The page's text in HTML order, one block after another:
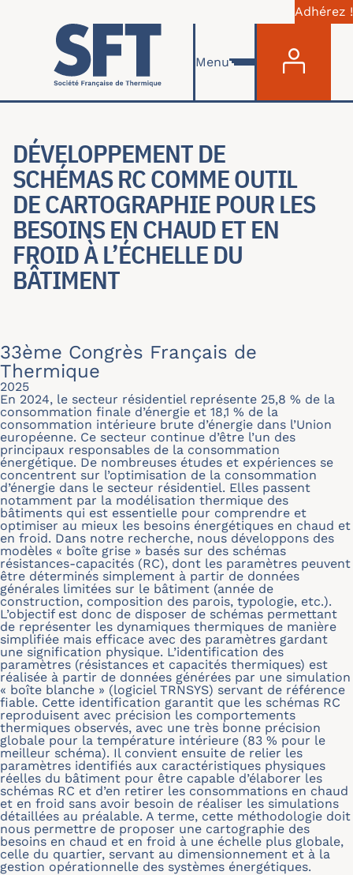
Aller au contenu principal
Adhérez !
Menu
DÉVELOPPEMENT DE
SCHÉMAS RC COMME OUTIL
DE CARTOGRAPHIE POUR LES
BESOINS EN CHAUD ET EN
FROID À L’ÉCHELLE DU
BÂTIMENT
33ème Congrès Français de
Thermique
2025
En 2024, le secteur résidentiel représente 25,8 % de la
consommation finale d’énergie et 18,1 % de la
consommation intérieure brute d’énergie dans l’Union
européenne. Ce secteur continue d’être l’un des
principaux responsables de la consommation
énergétique. De nombreuses études et expériences se
concentrent sur l’optimisation de la consommation
d’énergie dans le secteur résidentiel. Elles passent
notamment par la modélisation thermique des
bâtiments qui est essentielle pour comprendre et
optimiser au mieux les besoins énergétiques en chaud et
en froid. Dans notre recherche, nous développons des
modèles « boîte grise » basés sur des schémas
résistances-capacités (RC), dont les paramètres peuvent
être déterminés simplement à partir de données
générales limitées sur le bâtiment (année de
construction, composition des parois, typologie, etc.).
L’objectif est donc de disposer de schémas permettant
de représenter les dynamiques thermiques de manière
simplifiée mais efficace avec des paramètres gardant
une signification physique. L’identification des
paramètres (résistances et capacités thermiques) est
réalisée à partir de données générées par une simulation
« boîte blanche » (logiciel TRNSYS) servant de référence
fiable. Cette identification garantit que les schémas RC
reproduisent avec précision les comportements
thermiques observés, avec une très bonne précision
globale pour la température intérieure (83 % pour le
meilleur schéma). Il convient ensuite de relier les
paramètres identifiés aux caractéristiques physiques
réelles du bâtiment pour être capable d’élaborer les
schémas RC et d’en retirer les consommations en chaud
et en froid sans avoir besoin de réaliser les simulations
détaillées au préalable. A terme, cette méthodologie doit
nous permettre de proposer une cartographie des
besoins en chaud et en froid à une échelle plus globale,
celle du quartier, servant au dimensionnement et à la
gestion opérationnelle des systèmes énergétiques.